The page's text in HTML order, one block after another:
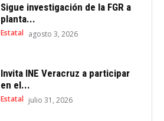
Sigue investigación de la FGR a
planta...
Estatal agosto 3, 2026
Invita INE Veracruz a participar
en el...
Estatal julio 31, 2026